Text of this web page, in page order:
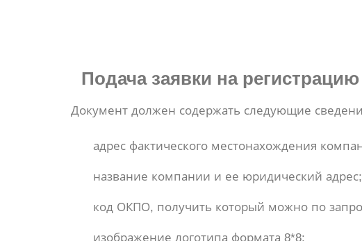
Подача заявки на
Документ должен содержать следующие
адрес фактического местонахождения
название компании и ее юридический адрес;
код ОКПО, получить который можно по
изображение логотипа формата 8*8;